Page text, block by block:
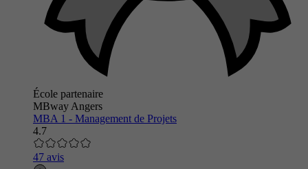
École partenaire
MBway Angers
MBA 1 - Management de Projets
4.7
47 avis